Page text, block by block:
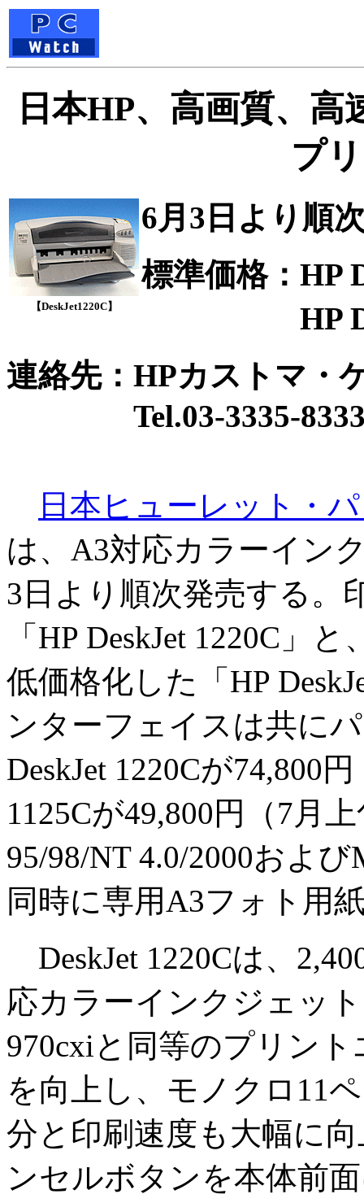
日本HP、高画質、
プ
【DeskJet1220C】
6月3日より順
標準価格：HP
HP
連絡先：HPカストマ・
Tel.03-3335-
日本ヒューレット・
は、A3対応カラーイン
3日より順次発売する。
「HP DeskJet 1220C」
低価格化した「HP
ンターフェイスは共に
DeskJet 1220Cが74,800
1125Cが49,800円（7月
95/98/NT 4.0/2000およ
同時に専用A3フォト用
DeskJet 1220Cは、
応カラーインクジェッ
970cxiと同等のプリン
を向上し、モノクロ11
分と印刷速度も大幅に
ンセルボタンを本体前